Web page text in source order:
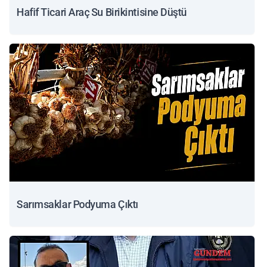
Hafif Ticari Araç Su Birikintisine Düştü
Sarımsaklar Podyuma Çıktı